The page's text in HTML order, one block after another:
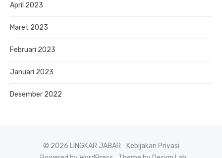
April 2023
Maret 2023
Februari 2023
Januari 2023
Desember 2022
© 2026 LINGKAR JABAR
Kebijakan Privasi